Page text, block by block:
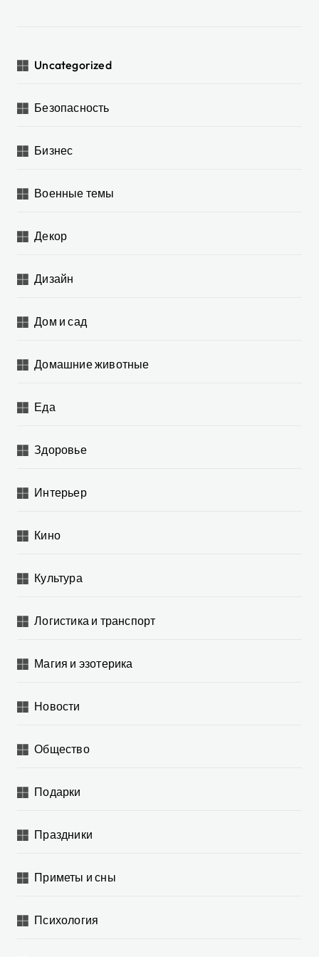
Uncategorized
Безопасность
Бизнес
Военные темы
Декор
Дизайн
Дом и сад
Домашние животные
Еда
Здоровье
Интерьер
Кино
Культура
Логистика и транспорт
Магия и эзотерика
Новости
Общество
Подарки
Праздники
Приметы и сны
Психология